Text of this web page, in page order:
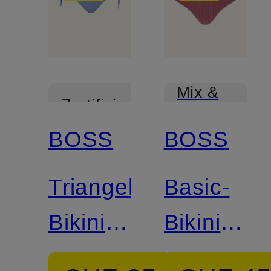
Zertifiziert
Mix &
Match
BOSS
Triangel-
Bikini-
Hose
Mix &
BOSS
Basic-
Bikini-
Hose